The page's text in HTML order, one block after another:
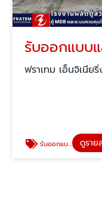
ฟราเทม เอ็นจิเนียริ่ง
รับออกแบบและประกอบตู้ MDB